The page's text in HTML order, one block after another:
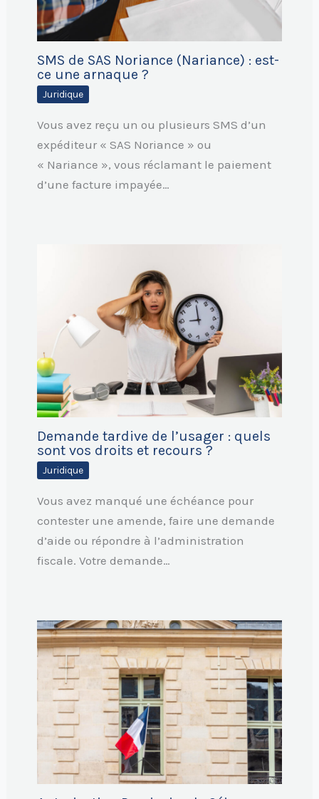
SMS de SAS Noriance (Nariance) : est-
ce une arnaque ?
Juridique
Vous avez reçu un ou plusieurs SMS d’un
expéditeur « SAS Noriance » ou
« Nariance », vous réclamant le paiement
d’une facture impayée…
Demande tardive de l’usager : quels
sont vos droits et recours ?
Juridique
Vous avez manqué une échéance pour
contester une amende, faire une demande
d’aide ou répondre à l’administration
fiscale. Votre demande…